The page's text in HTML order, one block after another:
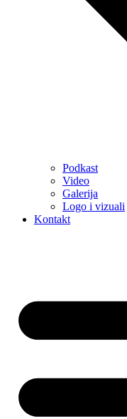
Podkast
Video
Galerija
Logo i vizuali
Kontakt